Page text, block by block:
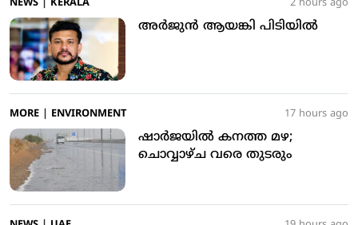
NEWS KERALA 2 hours ago
അര്‍ജുന്‍ ആയങ്കി പിടിയില്‍
MORE ENVIRONMENT 17 hours ago
ഷാര്‍ജയില്‍ കനത്ത മഴ;
ചൊവ്വാഴ്ച വരെ തുടരും